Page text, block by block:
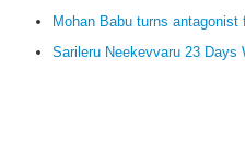
Mohan Babu turns antagonist
Sarileru Neekevvaru 23 Days